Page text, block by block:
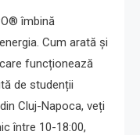
îmbină
Cum arată și
funcționează
de studenții
Cluj-Napoca, veți
între 10-18:00,